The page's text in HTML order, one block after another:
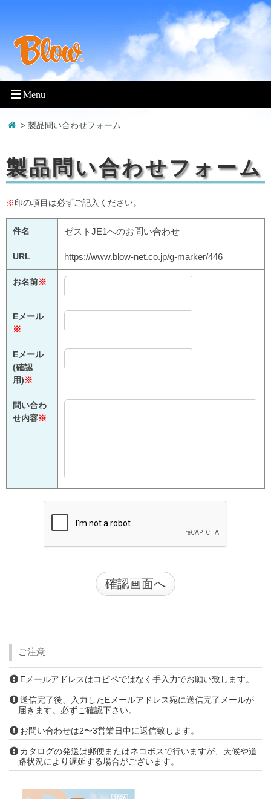
> 製品問い合わせフォーム
製品問い合わせフォーム
※印の項目は必ずご記入ください。
件名 ゼストJE1へのお問い合わせ
URL https://www.blow-net.co.jp/g-marker/446
お名前※
Eメール
※
Eメール
(確認
用)※
問い合わ
せ内容※
ご注意
Eメールアドレスはコピペではなく手入力でお願い致します。
送信完了後、入力したEメールアドレス宛に送信完了メールが
届きます。必ずご確認下さい。
お問い合わせは2〜3営業日中に返信致します。
カタログの発送は郵便またはネコポスで行いますが、天候や道
路状況により遅延する場合がございます。